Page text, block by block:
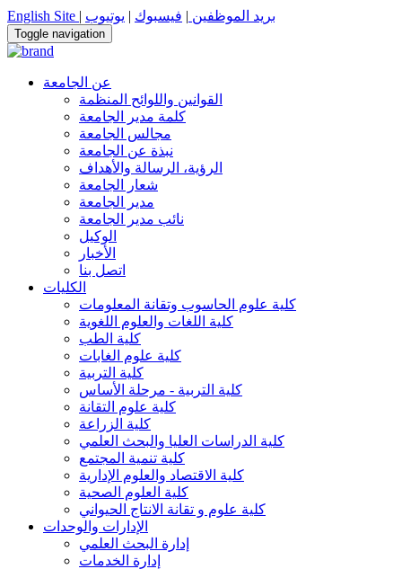
English Site | بريد الموظفين | فيسبوك | يوتيوب
Toggle navigation
عن الجامعة
القوانين واللوائح المنظمة
كلمة مدير الجامعة
مجالس الجامعة
نبذة عن الجامعة
الرؤية، الرسالة والأهداف
شعار الجامعة
مدير الجامعة
نائب مدير الجامعة
الوكيل
الأخبار
اتصل بنا
الكليات
كلية علوم الحاسوب وتقانة المعلومات
كلية اللغات والعلوم اللغوية
كلية الطب
كلية علوم الغابات
كلية التربية
كلية التربية - مرحلة الأساس
كلية علوم التقانة
كلية الزراعة
كلية الدراسات العليا والبحث العلمي
كلية تنمية المجتمع
كلية الاقتصاد والعلوم الإدارية
كلية العلوم الصحية
كلية علوم و تقانة الانتاج الحيواني
الإدارات والوحدات
إدارة البحث العلمي
إدارة الخدمات